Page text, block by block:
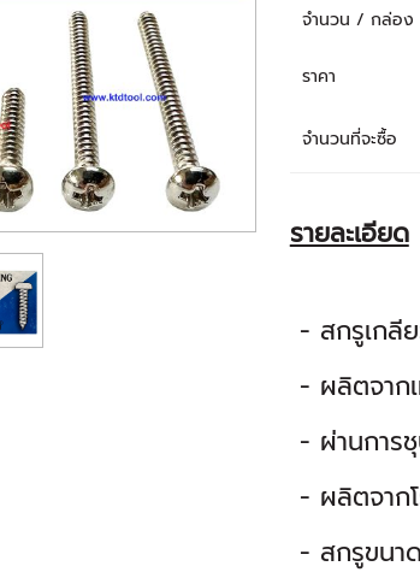
จำนวน / กล่อง
ราคา
จำนวนที่จะซื้อ
รายละเอียด
- สกรูเกลี
- ผลิตจาก
- ผ่านการ
- ผลิตจาก
- สกรูขนา